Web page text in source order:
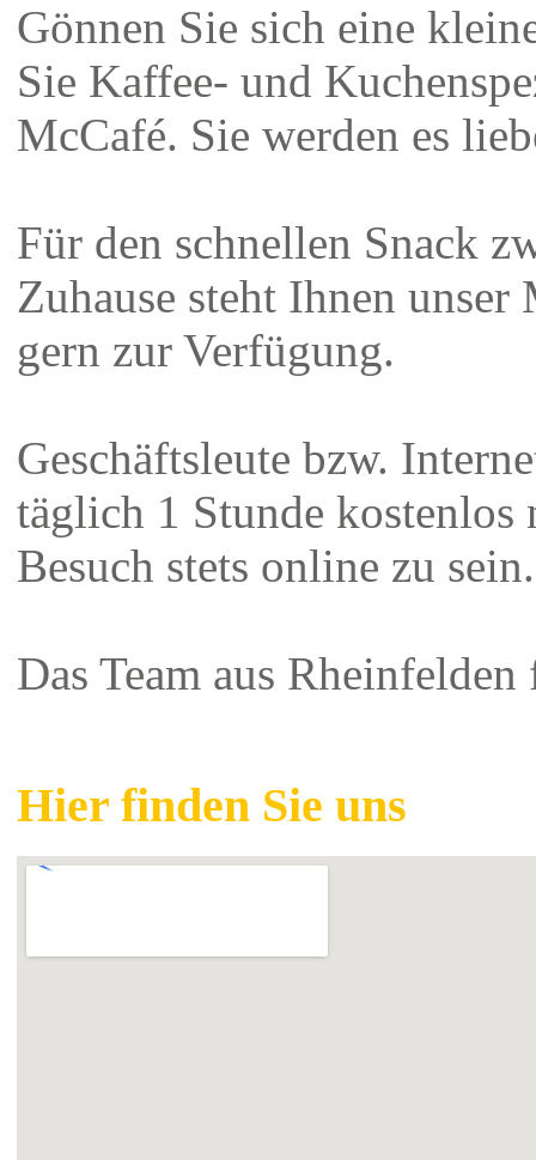
Gönnen Sie sich eine
Sie Kaffee- und
McCafé. Sie werden es
Für den schnellen Snack
Zuhause steht Ihnen
gern zur Verfügung.
Geschäftsleute bzw.
täglich 1 Stunde
Besuch stets online zu sein.
Das Team aus
Hier finden Sie uns